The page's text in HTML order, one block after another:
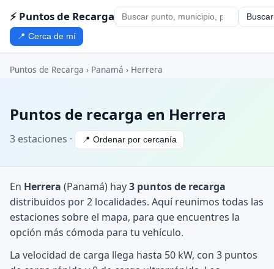
⚡ Puntos de Recarga Buscar
📍 Cerca de mí
Puntos de Recarga › Panamá › Herrera
Puntos de recarga en Herrera
3 estaciones · 📍 Ordenar por cercanía
En Herrera (Panamá) hay3 puntos de recarga
distribuidos por 2 localidades. Aquí reunimos todas las
estaciones sobre el mapa, para que encuentres la
opción más cómoda para tu vehículo.
La velocidad de carga llega hasta 50 kW, con 3 puntos